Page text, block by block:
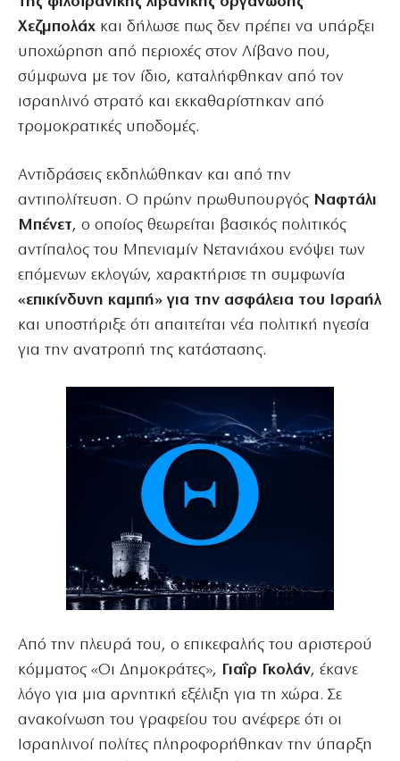
Χεζμπολάχ και δήλωσε πως δεν πρέπει να υπάρξει
υποχώρηση από περιοχές στον Λίβανο που,
σύμφωνα με τον ίδιο, καταλήφθηκαν από τον
ισραηλινό στρατό και εκκαθαρίστηκαν από
τρομοκρατικές υποδομές.
Αντιδράσεις εκδηλώθηκαν και από την
αντιπολίτευση. Ο πρώην πρωθυπουργός Ναφτάλι
Μπένετ, ο οποίος θεωρείται βασικός πολιτικός
αντίπαλος του Μπενιαμίν Νετανιάχου ενόψει των
επόμενων εκλογών, χαρακτήρισε τη συμφωνία
«επικίνδυνη καμπή» για την ασφάλεια του Ισραήλ
και υποστήριξε ότι απαιτείται νέα πολιτική ηγεσία
για την ανατροπή της κατάστασης.
Από την πλευρά του, ο επικεφαλής του αριστερού
κόμματος «Οι Δημοκράτες», Γιαΐρ Γκολάν, έκανε
λόγο για μια αρνητική εξέλιξη για τη χώρα. Σε
ανακοίνωση του γραφείου του ανέφερε ότι οι
Ισραηλινοί πολίτες πληροφορήθηκαν την ύπαρξη